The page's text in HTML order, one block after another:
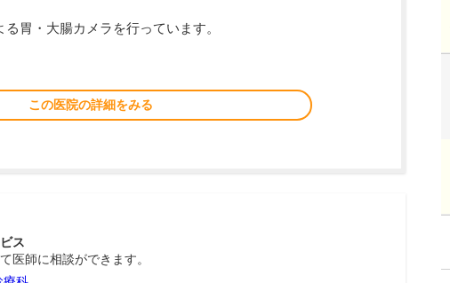
胃・大腸カメラを行っています。
この医院の詳細をみる
ス
医師に相談ができます。